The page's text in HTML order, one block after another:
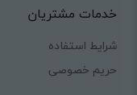
خدمات مشتریان
شرایط استفاده
حریم خصوصی